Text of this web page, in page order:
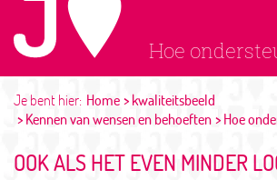
Hoe
Je bent hier: Home
kwaliteitsbeeld
Kennen van wensen en behoeften
Hoe
OOK ALS HET EVEN MINDER